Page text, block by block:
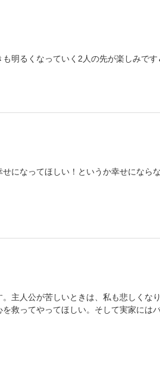
明るくなっていく2人の先が楽しみです
になってほしい！というか幸せになら
主人公が苦しいときは、私も悲しくな
救ってやってほしい。そして実家には